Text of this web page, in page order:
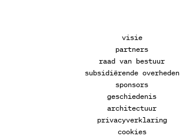
visie
partners
raad van bestuur
subsidiërende overheden
sponsors
geschiedenis
architectuur
privacyverklaring
cookies